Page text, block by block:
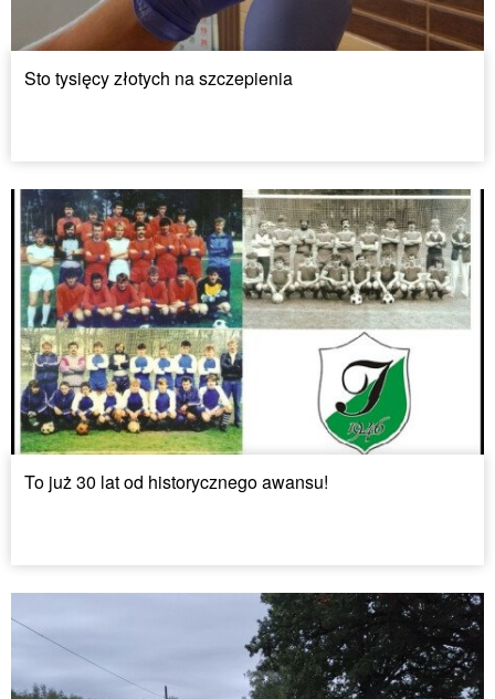
Sto tysięcy złotych na szczepienia
To już 30 lat od historycznego awansu!